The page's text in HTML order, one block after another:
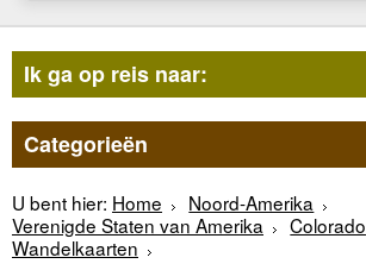
Ik ga op reis naar:
Categorieën
U bent hier: Home
Noord-Amerika
Verenigde Staten van Amerika
Colorado
Wandelkaarten